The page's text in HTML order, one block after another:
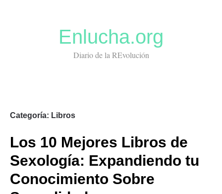
Enlucha.org
Diario de la REvolución
Categoría: Libros
Los 10 Mejores Libros de
Sexología: Expandiendo tu
Conocimiento Sobre